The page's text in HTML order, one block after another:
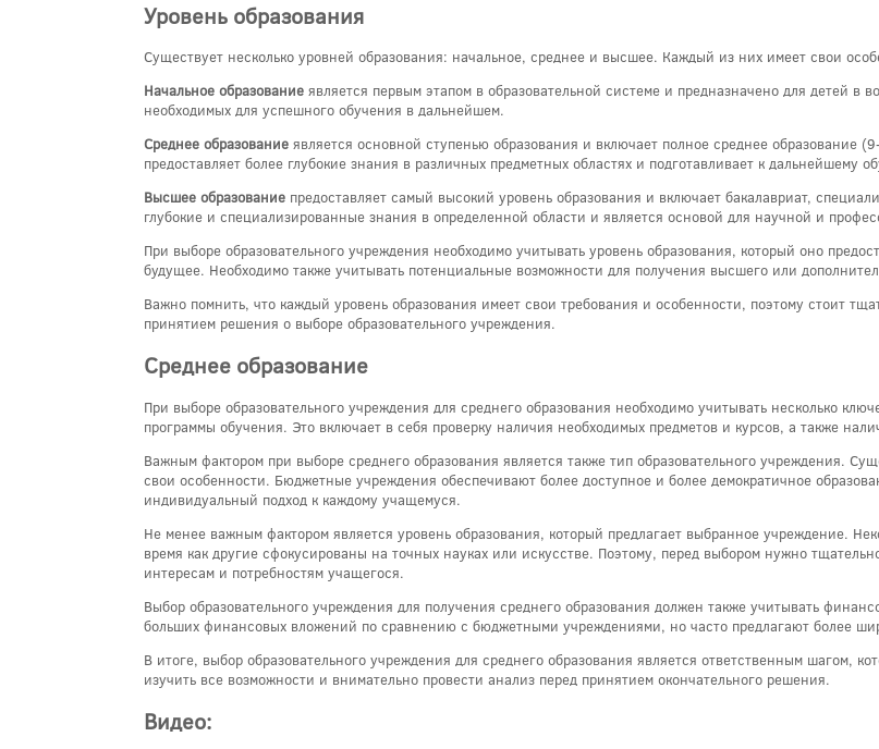
Уровень образования
Существует несколько уровней образования: начальное, среднее и высшее. Каждый из них имеет свои
Начальное образование является первым этапом в образовательной системе и предназначено для детей в
необходимых для успешного обучения в дальнейшем.
Среднее образование является основной ступенью образования и включает полное среднее образование
предоставляет более глубокие знания в различных предметных областях и подготавливает к дальнейшему
Высшее образование предоставляет самый высокий уровень образования и включает бакалавриат,
глубокие и специализированные знания в определенной области и является основой для научной и
При выборе образовательного учреждения необходимо учитывать уровень образования, который оно
будущее. Необходимо также учитывать потенциальные возможности для получения высшего или
Важно помнить, что каждый уровень образования имеет свои требования и особенности, поэтому стоит
принятием решения о выборе образовательного учреждения.
Среднее образование
При выборе образовательного учреждения для среднего образования необходимо учитывать несколько
программы обучения. Это включает в себя проверку наличия необходимых предметов и курсов, а также
Важным фактором при выборе среднего образования является также тип образовательного учреждения.
свои особенности. Бюджетные учреждения обеспечивают более доступное и более демократичное
индивидуальный подход к каждому учащемуся.
Не менее важным фактором является уровень образования, который предлагает выбранное учреждение.
время как другие сфокусированы на точных науках или искусстве. Поэтому, перед выбором нужно
интересам и потребностям учащегося.
Выбор образовательного учреждения для получения среднего образования должен также учитывать
больших финансовых вложений по сравнению с бюджетными учреждениями, но часто предлагают более
В итоге, выбор образовательного учреждения для среднего образования является ответственным шагом,
изучить все возможности и внимательно провести анализ перед принятием окончательного решения.
Видео: